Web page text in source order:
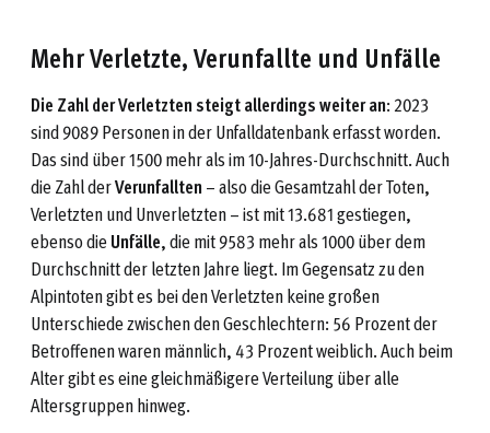
Mehr Verletzte, Verunfallte und Unfälle
Die Zahl der Verletzten steigt allerdings weiter an: 2023
sind 9089 Personen in der Unfalldatenbank erfasst worden.
Das sind über 1500 mehr als im 10-Jahres-Durchschnitt. Auch
die Zahl derVerunfallten – also die Gesamtzahl der Toten,
Verletzten und Unverletzten – ist mit 13.681 gestiegen,
ebenso dieUnfälle, die mit 9583 mehr als 1000 über dem
Durchschnitt der letzten Jahre liegt. Im Gegensatz zu den
Alpintoten gibt es bei den Verletzten keine großen
Unterschiede zwischen den Geschlechtern: 56 Prozent der
Betroffenen waren männlich, 43 Prozent weiblich. Auch beim
Alter gibt es eine gleichmäßigere Verteilung über alle
Altersgruppen hinweg.